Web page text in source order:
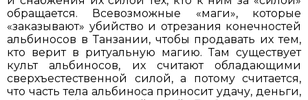
обращается. Всевозможные «маги», которые
«заказывают» убийство и отрезания конечностей
альбиносов в Танзании, чтобы продавать их тем,
кто верит в ритуальную магию. Там существует
культ альбиносов, их считают обладающими
сверхъестественной силой, а потому считается,
что часть тела альбиноса приносит удачу, деньги,